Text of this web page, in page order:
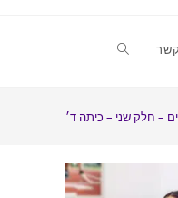
– חלק שני – כיתה ד׳